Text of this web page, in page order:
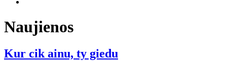
Naujienos
Kur cik ainu, ty giedu